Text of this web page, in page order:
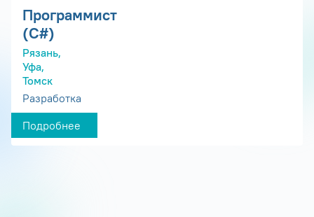
Программист
(С#)
Рязань,
Уфа,
Томск
Разработка
Подробнее